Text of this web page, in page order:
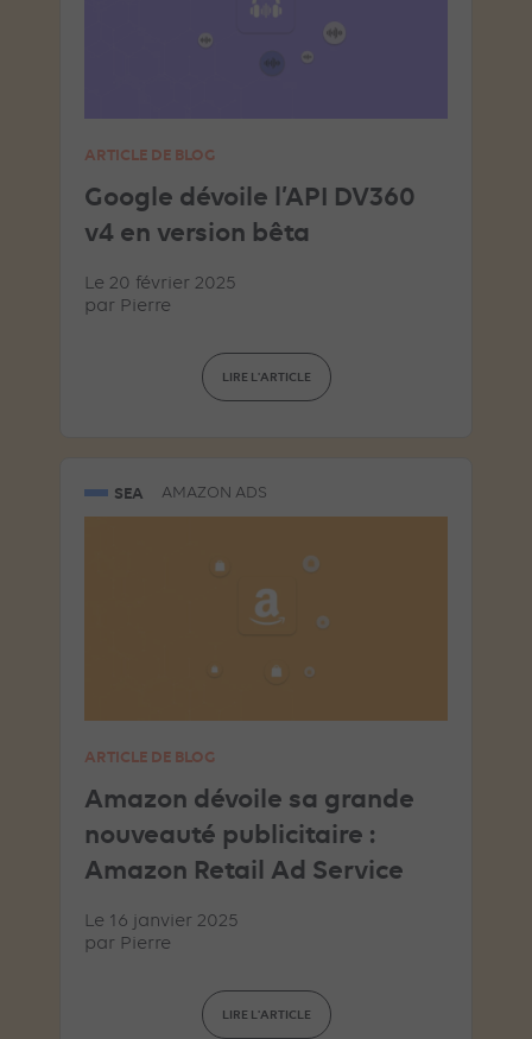
ARTICLE DE BLOG
Google dévoile l’API DV360
v4 en version bêta
Le 20 février 2025
par Pierre
LIRE L'ARTICLE
SEA AMAZON ADS
ARTICLE DE BLOG
Amazon dévoile sa grande
nouveauté publicitaire :
Amazon Retail Ad Service
Le 16 janvier 2025
par Pierre
LIRE L'ARTICLE